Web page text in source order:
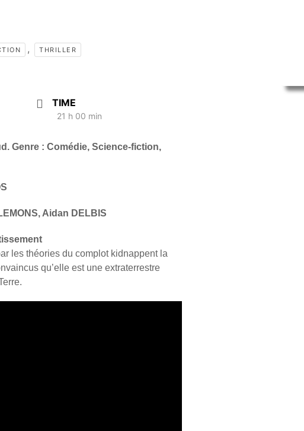
, THRILLER
TIME
21 h 00 min
Genre : Comédie, Science-fiction,
Aidan DELBIS
les théories du complot kidnappent la
qu’elle est une extraterrestre